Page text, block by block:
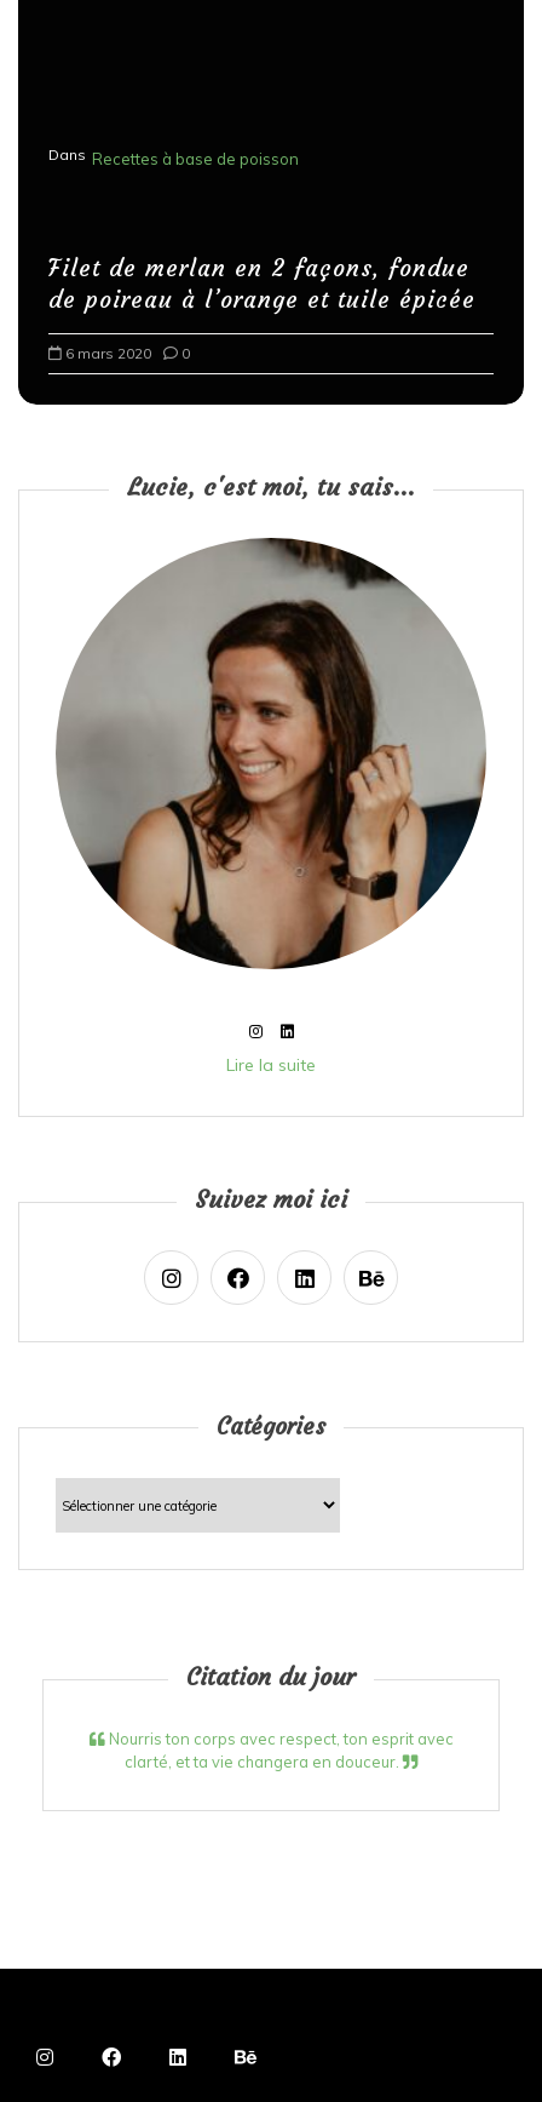
Dans Recettes à base de poisson
Filet de merlan en 2 façons, fondue
de poireau à l’orange et tuile épicée
6 mars 2020 0
Lucie, c'est moi, tu sais...
Lire la suite
Suivez moi ici
Catégories
Catégories
Citation du jour
Nourris ton corps avec respect, ton esprit avec
clarté, et ta vie changera en douceur.